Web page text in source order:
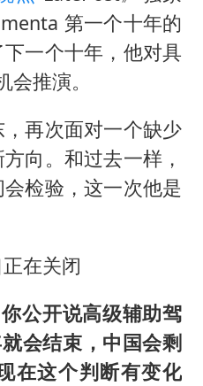
第一个十年的
一个十年，他对具
推演。
再次面对一个缺少
向。和过去一样，
检验，这一次他是
在关闭
公开说高级辅助驾
会结束，中国会剩
在这个判断有变化